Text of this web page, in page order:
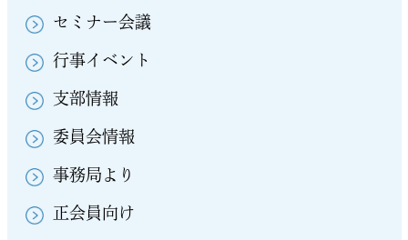
セミナー会議
行事イベント
支部情報
委員会情報
事務局より
正会員向け